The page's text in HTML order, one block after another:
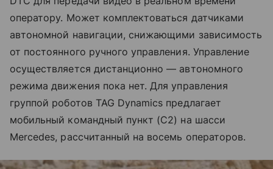
оператору. Может комплектоваться датчиками
автономной навигации, снижающими зависимость
от постоянного ручного управления. Управление
осуществляется дистанционно — автономного
режима движения пока нет. Для управления
группой роботов TAG Dynamics предлагает
мобильный командный пункт (C2) на шасси
Mercedes, рассчитанный на восемь операторов.